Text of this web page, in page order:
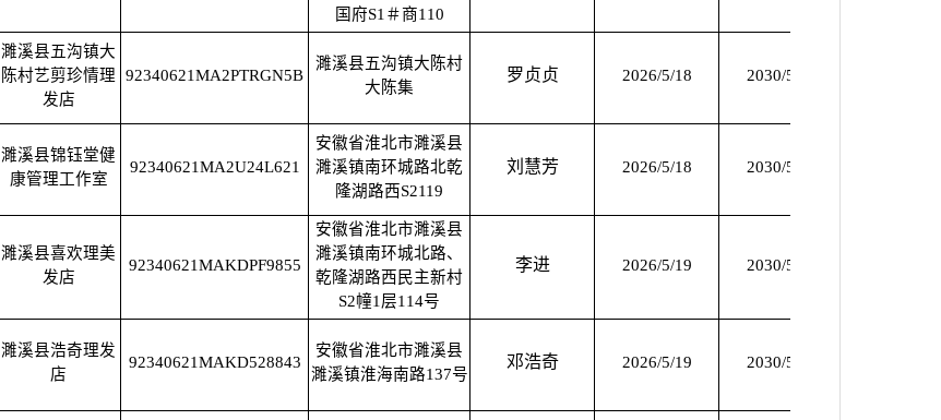
国府S1＃商110
濉溪县五沟镇大
陈村艺剪珍情理
发店
92340621MA2PTRGN5B
濉溪县五沟镇大陈村
大陈集
罗贞贞 2026/5/18 2030/5/17
濉溪县锦钰堂健
康管理工作室
92340621MA2U24L621
安徽省淮北市濉溪县
濉溪镇南环城路北乾
隆湖路西S2119
刘慧芳 2026/5/18 2030/5/17
濉溪县喜欢理美
发店
92340621MAKDPF9855
安徽省淮北市濉溪县
濉溪镇南环城北路、
乾隆湖路西民主新村
S2幢1层114号
李进 2026/5/19 2030/5/18
濉溪县浩奇理发
店
92340621MAKD528843
安徽省淮北市濉溪县
濉溪镇淮海南路137号
邓浩奇 2026/5/19 2030/5/18